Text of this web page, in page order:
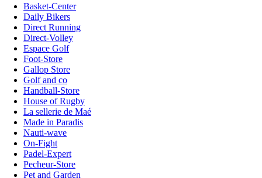
Basket-Center
Daily Bikers
Direct Running
Direct-Volley
Espace Golf
Foot-Store
Gallop Store
Golf and co
Handball-Store
House of Rugby
La sellerie de Maé
Made in Paradis
Nauti-wave
On-Fight
Padel-Expert
Pecheur-Store
Pet and Garden